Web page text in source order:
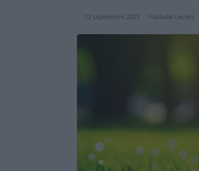
12 septembre 2023 Nathalie Leclerc